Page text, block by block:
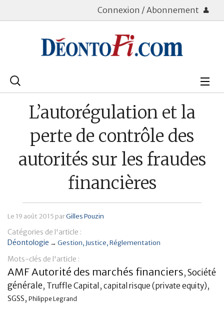
Connexion / Abonnement
Rechercher
Déontologie
Placements
Immobilier
Banque
L’autorégulation et la
perte de contrôle des
autorités sur les fraudes
financières
Le 19 août 2015 parGilles Pouzin
Catégories de l'article :
Déontologie → Gestion Justice Réglementation
Mots-clés de l'article :
AMF Autorité des marchés financiers, Société
générale, Truffle Capital , capital risque (private equity),
SGSS, Philippe Legrand